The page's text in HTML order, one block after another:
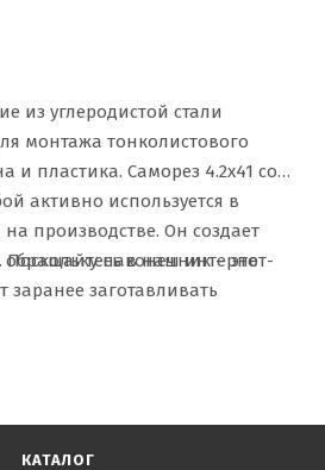
из углеродистой стали
монтажа тонколистового
и пластика. Саморез 4.2х41 со
активно используется в
на производстве. Он создает
наконечник – это
заранее заготавливать
в наш интернет-
КАТАЛОГ